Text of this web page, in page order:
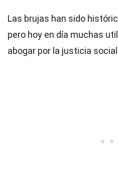
Las brujas han sido
pero hoy en día muchas
abogar por la justicia